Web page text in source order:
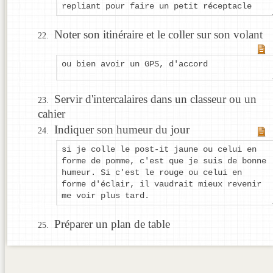
repliant pour faire un petit réceptacle
Noter son itinéraire et le coller sur son volant
ou bien avoir un GPS, d'accord
Servir d'intercalaires dans un classeur ou un
cahier
Indiquer son humeur du jour
si je colle le post-it jaune ou celui en
forme de pomme, c'est que je suis de bonne
humeur. Si c'est le rouge ou celui en
forme d'éclair, il vaudrait mieux revenir
me voir plus tard.
Préparer un plan de table